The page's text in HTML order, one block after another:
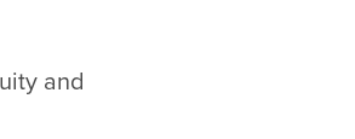
and